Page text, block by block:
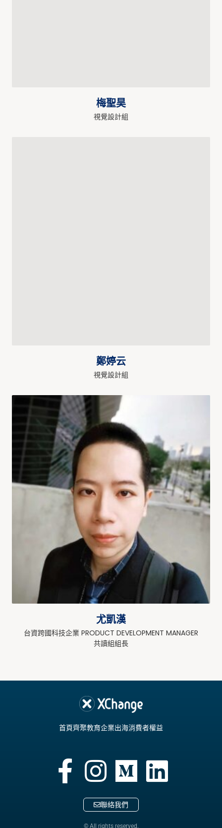
梅聖昊
視覺設計組
鄭婷云
視覺設計組
尤凱漢
台資跨國科技企業 PRODUCT DEVELOPMENT MANAGER
共讀組組長
首頁齊聚教育企業出海消費者權益
聯絡我們
© All rights reserved.